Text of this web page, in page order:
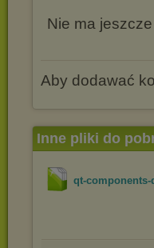
Nie ma
Aby dodawać
Inne pliki do
qt-components-